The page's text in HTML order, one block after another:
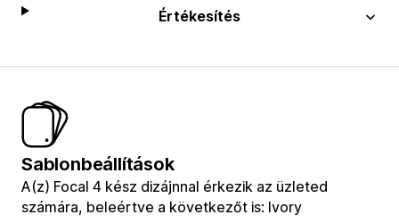
Értékesítés
Sablonbeállítások
A(z) Focal 4 kész dizájnnal érkezik az üzleted
számára, beleértve a következőt is: Ivory